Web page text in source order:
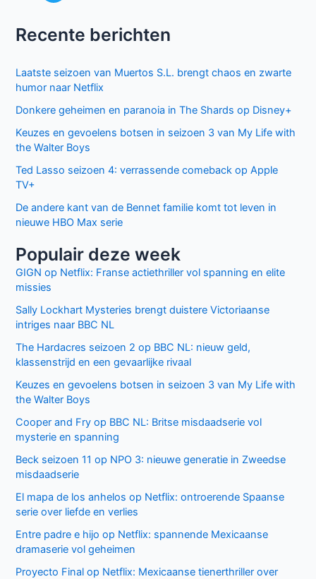
Recente berichten
Laatste seizoen van Muertos S.L. brengt chaos en zwarte
humor naar Netflix
Donkere geheimen en paranoia in The Shards op Disney+
Keuzes en gevoelens botsen in seizoen 3 van My Life with
the Walter Boys
Ted Lasso seizoen 4: verrassende comeback op Apple
TV+
De andere kant van de Bennet familie komt tot leven in
nieuwe HBO Max serie
Populair deze week
GIGN op Netflix: Franse actiethriller vol spanning en elite
missies
Sally Lockhart Mysteries brengt duistere Victoriaanse
intriges naar BBC NL
The Hardacres seizoen 2 op BBC NL: nieuw geld,
klassenstrijd en een gevaarlijke rivaal
Keuzes en gevoelens botsen in seizoen 3 van My Life with
the Walter Boys
Cooper and Fry op BBC NL: Britse misdaadserie vol
mysterie en spanning
Beck seizoen 11 op NPO 3: nieuwe generatie in Zweedse
misdaadserie
El mapa de los anhelos op Netflix: ontroerende Spaanse
serie over liefde en verlies
Entre padre e hijo op Netflix: spannende Mexicaanse
dramaserie vol geheimen
Proyecto Final op Netflix: Mexicaanse tienerthriller over